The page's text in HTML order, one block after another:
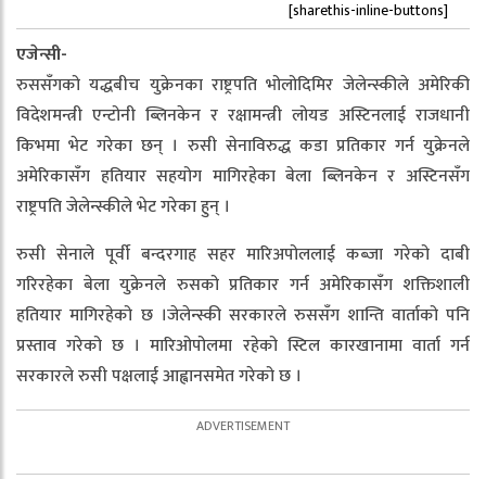
[sharethis-inline-buttons]
एजेन्सी-
रुससँगको यद्धबीच युक्रेनका राष्ट्रपति भोलोदिमिर जेलेन्स्कीले अमेरिकी
विदेशमन्त्री एन्टोनी ब्लिनकेन र रक्षामन्त्री लोयड अस्टिनलाई राजधानी
किभमा भेट गरेका छन् । रुसी सेनाविरुद्ध कडा प्रतिकार गर्न युक्रेनले
अमेरिकासँग हतियार सहयोग मागिरहेका बेला ब्लिनकेन र अस्टिनसँग
राष्ट्रपति जेलेन्स्कीले भेट गरेका हुन् ।
रुसी सेनाले पूर्वी बन्दरगाह सहर मारिअपोललाई कब्जा गरेको दाबी
गरिरहेका बेला युक्रेनले रुसको प्रतिकार गर्न अमेरिकासँग शक्तिशाली
हतियार मागिरहेको छ ।जेलेन्स्की सरकारले रुससँग शान्ति वार्ताको पनि
प्रस्ताव गरेको छ । मारिओपोलमा रहेको स्टिल कारखानामा वार्ता गर्न
सरकारले रुसी पक्षलाई आह्वानसमेत गरेको छ ।